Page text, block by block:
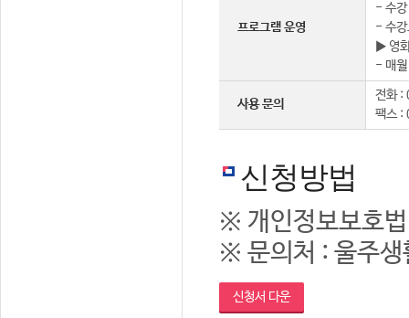
프로그램 운영
- 수강
- 수강
▶ 영
- 매월
사용 문의
전화
팩스
신청방법
※ 개인정보보호
※ 문의처 : 울주
신청서 다운